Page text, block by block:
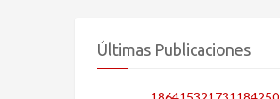
Últimas Publicaciones